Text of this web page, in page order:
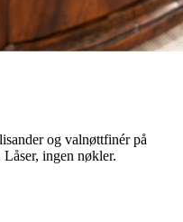
og valnøttfinér på
ingen nøkler.